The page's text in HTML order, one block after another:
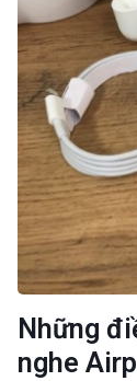
Những
nghe